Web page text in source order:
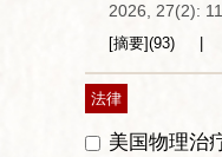
2026, 27(2):
[摘要](93)
法律
美国物理治